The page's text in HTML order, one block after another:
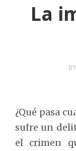
La
¿Qué pasa
sufre un
el crimen